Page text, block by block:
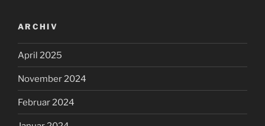
ARCHIV
April 2025
November 2024
Februar 2024